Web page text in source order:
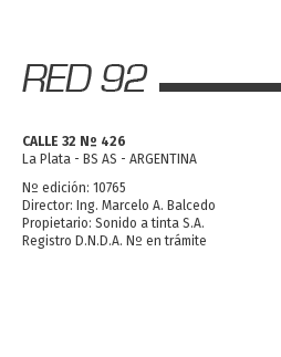
CALLE 32 Nº 426
La Plata - BS AS - ARGENTINA
Nº edición: 10765
Director: Ing. Marcelo A. Balcedo
Propietario: Sonido a tinta S.A.
Registro D.N.D.A. Nº en trámite